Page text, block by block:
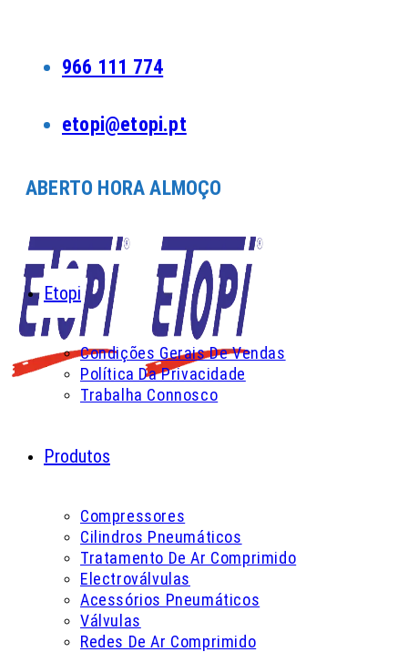
966 111 774
etopi@etopi.pt
ABERTO HORA ALMOÇO
Etopi
Condições Gerais De Vendas
Política Da Privacidade
Trabalha Connosco
Produtos
Compressores
Cilindros Pneumáticos
Tratamento De Ar Comprimido
Electroválvulas
Acessórios Pneumáticos
Válvulas
Redes De Ar Comprimido